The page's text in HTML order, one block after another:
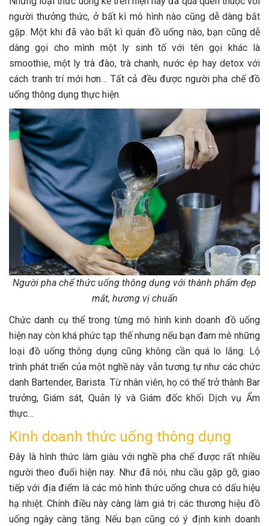
người thưởng thức, ở bất kì mô hình nào cũng dễ dàng bắt
gặp. Một khi đã vào bất kì quán đồ uống nào, bạn cũng dễ
dàng gọi cho mình một ly sinh tố với tên gọi khác là
smoothie, một ly trà đào, trà chanh, nước ép hay detox với
cách tranh trí mới hơn… Tất cả đều được người pha chế đồ
uống thông dụng thực hiện.
Người pha chế thức uống thông dụng với thành phẩm đẹp
mắt, hương vị chuẩn
Chức danh cụ thể trong từng mô hình kinh doanh đồ uống
hiện nay còn khá phức tạp thế nhưng nếu bạn đam mê những
loại đồ uống thông dụng cũng không cần quá lo lắng. Lộ
trình phát triển của một nghề này vẫn tương tự như các chức
danh Bartender, Barista. Từ nhân viên, họ có thể trở thành Bar
trưởng, Giám sát, Quản lý và Giám đốc khối Dịch vụ Ẩm
thực…
Kinh doanh thức uống thông dụng
Đây là hình thức làm giàu với nghề pha chế được rất nhiều
người theo đuổi hiện nay. Như đã nói, nhu cầu gặp gỡ, giao
tiếp với địa điểm là các mô hình thức uống chưa có dấu hiệu
hạ nhiệt. Chính điều này càng làm giá trị các thương hiệu đồ
uống ngày càng tăng. Nếu bạn cũng có ý định kinh doanh